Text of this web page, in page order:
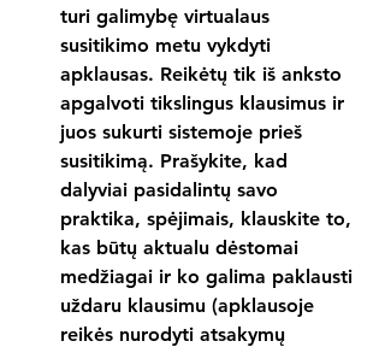
turi galimybę virtualaus
susitikimo metu vykdyti
apklausas. Reikėtų tik iš anksto
apgalvoti tikslingus klausimus ir
juos sukurti sistemoje prieš
susitikimą. Prašykite, kad
dalyviai pasidalintų savo
praktika, spėjimais, klauskite to,
kas būtų aktualu dėstomai
medžiagai ir ko galima paklausti
uždaru klausimu (apklausoje
reikės nurodyti atsakymų